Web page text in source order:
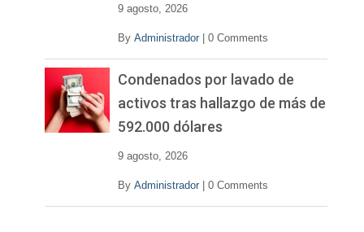
9 agosto, 2026
By Administrador 0 Comments
Condenados por lavado de
activos tras hallazgo de más de
592.000 dólares
9 agosto, 2026
By Administrador 0 Comments